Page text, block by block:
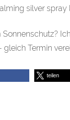
silver spray
Termin
teilen